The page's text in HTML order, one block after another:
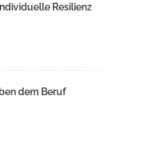
Resilienz
dem Beruf